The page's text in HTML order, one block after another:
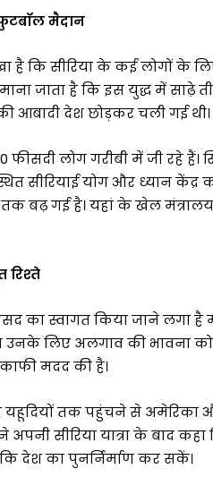
मैदान
है कि सीरिया के कई लोगों के
जाता है कि इस युद्ध में साढ़े
आबादी देश छोड़कर चली गई थी।
फीसदी लोग गरीबी में जी रहे
सीरियाई योग और ध्यान केंद्र
बढ़ गई है। यहां के खेल
रिश्‍ते
का स्वागत किया जाने लगा है
उनके लिए अलगाव की भावना
मदद की है।
यहूदियों तक पहुंचने से अमेरिका
अपनी सीरिया यात्रा के बाद
देश का पुनर्निर्माण कर सकें।